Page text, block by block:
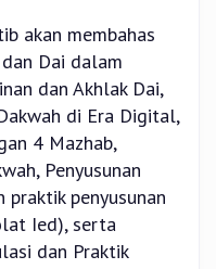
akan membahas
Dai dalam
dan Akhlak Dai,
di Era Digital,
4 Mazhab,
Penyusunan
penyusunan
Ied), serta
dan Praktik